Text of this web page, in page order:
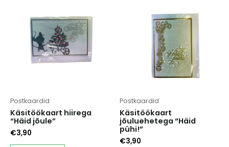
Postkaardid
Käsitöökaart hiirega
“Häid jõule”
€3,90
Postkaardid
Käsitöökaart
jõuluehetega “Häid
pühi!”
€3,90